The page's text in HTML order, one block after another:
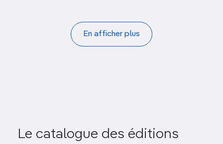
En afficher plus
Le catalogue des éditions